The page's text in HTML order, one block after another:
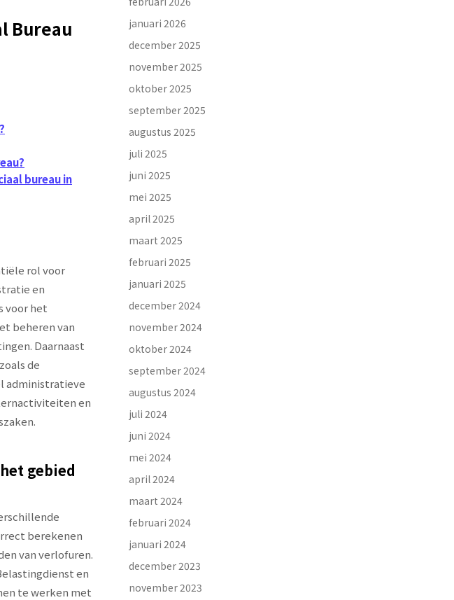
Bureau
bureau in
rol voor
en
voor het
beheren van
Daarnaast
de
administratieve
en
gebied
berekenen
van verlofuren.
en
te werken met
januari 2026
december 2025
november 2025
oktober 2025
september 2025
augustus 2025
juli 2025
juni 2025
mei 2025
april 2025
maart 2025
februari 2025
januari 2025
december 2024
november 2024
oktober 2024
september 2024
augustus 2024
juli 2024
juni 2024
mei 2024
april 2024
maart 2024
februari 2024
januari 2024
december 2023
november 2023